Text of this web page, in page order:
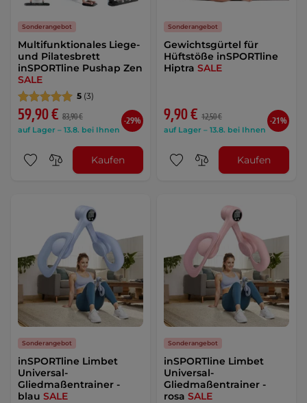
Sonderangebot
Multifunktionales Liege-
und Pilatesbrett
inSPORTline Pushap Zen
SALE
5 (3)
59,90 € 83,90 €
auf Lager – 13.8. bei Ihnen
-29%
Kaufen
Sonderangebot
Gewichtsgürtel für
Hüftstöße inSPORTline
Hiptra SALE
9,90 € 12,50 €
auf Lager – 13.8. bei Ihnen
-21%
Kaufen
Sonderangebot
inSPORTline Limbet
Universal-
Gliedmaßentrainer -
blau SALE
Sonderangebot
inSPORTline Limbet
Universal-
Gliedmaßentrainer -
rosa SALE